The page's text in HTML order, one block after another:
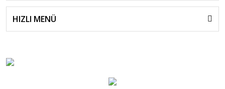
HIZLI MENÜ